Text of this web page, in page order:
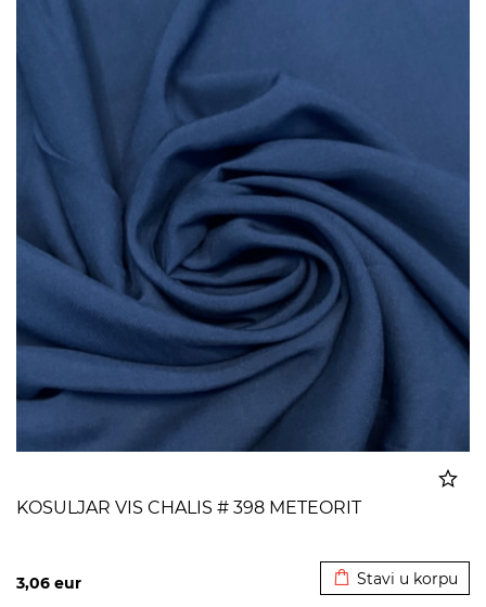
KOSULJAR VIS CHALIS # 398 METEORIT
3,06 eur Stavi u korpu